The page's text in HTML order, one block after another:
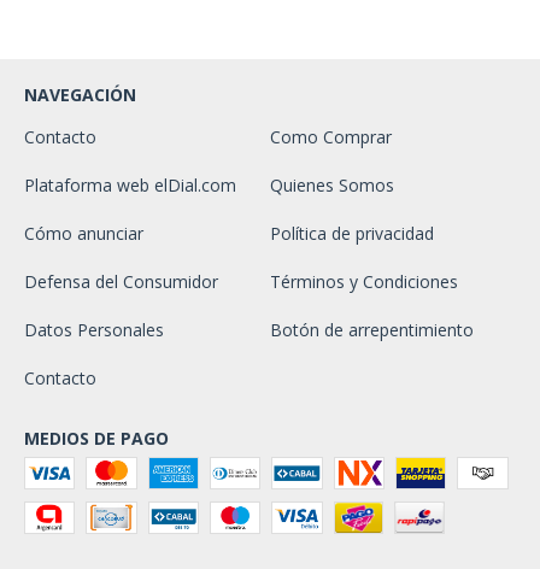
NAVEGACIÓN
Contacto
Como Comprar
Plataforma web elDial.com Quienes Somos
Cómo anunciar Política de privacidad
Defensa del Consumidor Términos y Condiciones
Datos Personales Botón de arrepentimiento
Contacto
MEDIOS DE PAGO